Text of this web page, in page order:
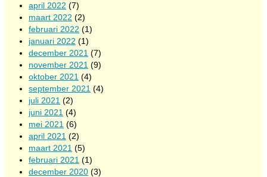
april 2022 (7)
maart 2022 (2)
februari 2022 (1)
januari 2022 (1)
december 2021 (7)
november 2021 (9)
oktober 2021 (4)
september 2021 (4)
juli 2021 (2)
juni 2021 (4)
mei 2021 (6)
april 2021 (2)
maart 2021 (5)
februari 2021 (1)
december 2020 (3)